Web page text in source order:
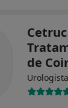
de
Urologista